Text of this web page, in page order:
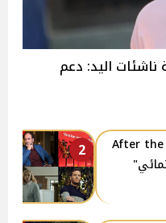
ناشئات اليد: دعم
2
مخرج Call Me by Your Name و After the